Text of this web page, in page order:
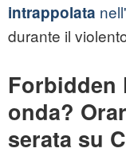
intrappolata
durante il
Forbidden
onda?
serata su